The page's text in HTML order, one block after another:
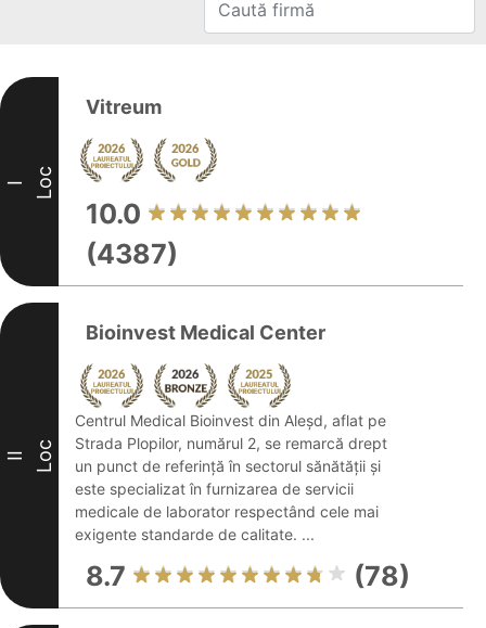
I Loc
Vitreum
10.0
(4387)
II Loc
Bioinvest Medical Center
Centrul Medical Bioinvest din Aleșd, aflat pe
Strada Plopilor, numărul 2, se remarcă drept
un punct de referință în sectorul sănătății și
este specializat în furnizarea de servicii
medicale de laborator respectând cele mai
exigente standarde de calitate. ...
8.7 (78)